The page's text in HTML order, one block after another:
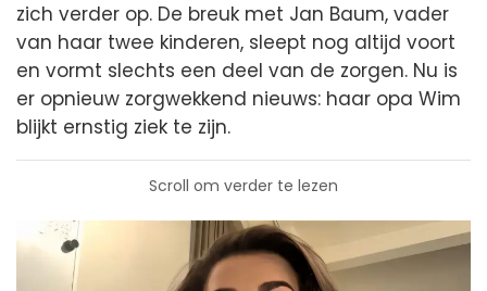
zich verder op. De breuk met Jan Baum, vader
van haar twee kinderen, sleept nog altijd voort
en vormt slechts een deel van de zorgen. Nu is
er opnieuw zorgwekkend nieuws: haar opa Wim
blijkt ernstig ziek te zijn.
Scroll om verder te lezen